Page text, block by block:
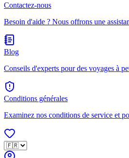
Contactez-nous
Besoin d'aide ? Nous offrons une
Blog
Conseils d'experts pour des voyages à
Conditions générales
Examinez nos conditions de service et